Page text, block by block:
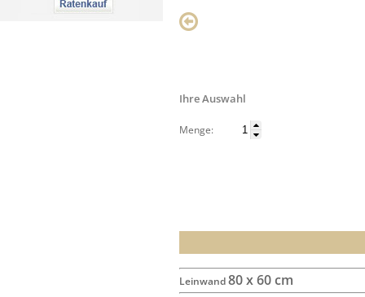
Ihre Auswahl
Menge:
Leinwand80 x 60 cm